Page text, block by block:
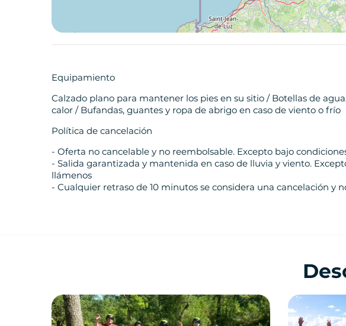
Equipamiento
Calzado plano para mantener los pies en su sitio / Botellas de
calor / Bufandas, guantes y ropa de abrigo en caso de viento o frío
Política de cancelación
- Oferta no cancelable y no reembolsable. Excepto bajo
- Salida garantizada y mantenida en caso de lluvia y viento.
llámenos
- Cualquier retraso de 10 minutos se considera una cancelación y